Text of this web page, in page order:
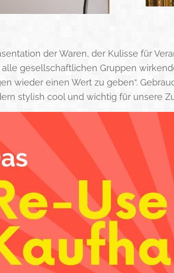
der Waren, der Kulisse für
gesellschaftlichen Gruppen
wieder einen Wert zu geben“.
stylish cool und wichtig für unsere